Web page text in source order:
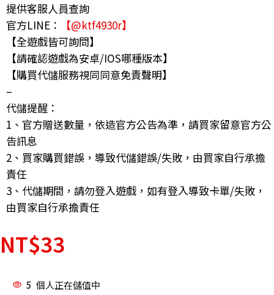
提供客服人員查詢
官方LINE：
【@ktf4930r】
【全遊戲皆可詢問】
【請確認遊戲為安卓/IOS哪種版本】
【購買代儲服務視同同意免責聲明】
–
代儲提醒：
1、官方贈送數量，依造官方公告為準，請買家留意官方公
告訊息
2、買家購買錯誤，導致代儲錯誤/失敗，由買家自行承擔
責任
3、代儲期間，請勿登入遊戲，如有登入導致卡單/失敗，
由買家自行承擔責任
NT$33
5 個人正在儲值中